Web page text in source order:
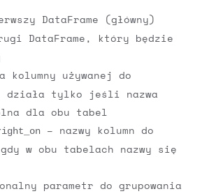
DataFrame (główny)
DataFrame, który będzie
kolumny używanej do
działa tylko jeśli nazwa
dla obu tabel
– nazwy kolumn do
w obu tabelach nazwy się
parametr do grupowania